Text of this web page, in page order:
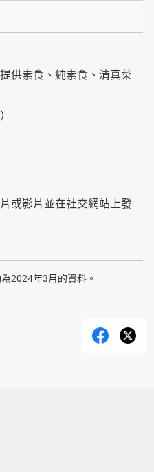
供素食、純素食、清真菜
或影片並在社交網站上發
2024年3月的資料。